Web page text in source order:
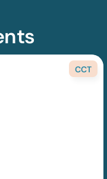
CCT